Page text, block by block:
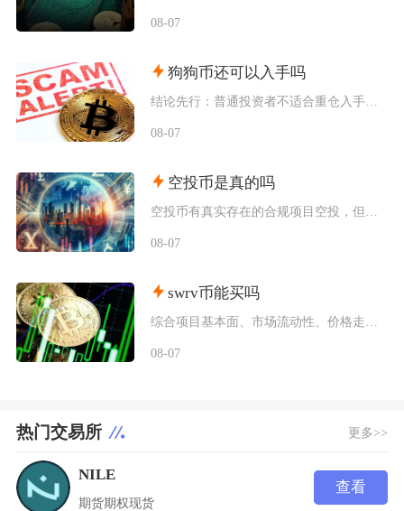
08-07
狗狗币还可以入手吗
08-07
空投币是真的吗
08-07
swrv币能买吗
08-07
热门交易所 更多>>
NILE
期货期权现货
查看